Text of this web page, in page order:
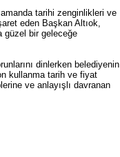
tarihi zenginlikleri ve
eden Başkan Altıok,
güzel bir geleceğe
dinlerken belediyenin
kullanma tarih ve fiyat
ve anlayışlı davranan